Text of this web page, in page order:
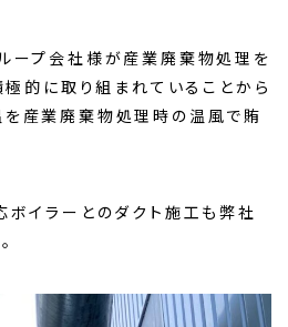
ープ会社様が産業廃棄物処理を
極的に取り組まれていることから
産業廃棄物処理時の温風で賄
イラーとのダクト施工も弊社